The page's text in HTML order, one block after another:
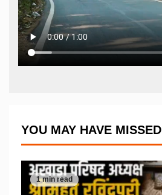
YOU MAY HAVE MISSED
1 min read